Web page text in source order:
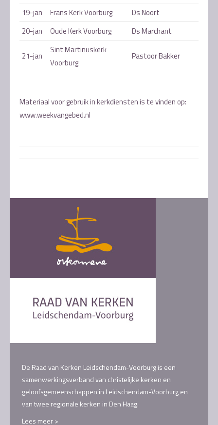
19-jan
Frans Kerk Voorburg
Ds Noort
20-jan
Oude Kerk Voorburg Ds Marchant
21-jan
Sint Martinuskerk
Voorburg
Pastoor Bakker
Materiaal voor gebruik in kerkdiensten is te vinden op:
www.weekvangebed.nl
Post
De Raad van Kerken Leidschendam-Voorburg is een
samenwerkingsverband van christelijke kerken en
geloofsgemeenschappen in Leidschendam-Voorburg en
van twee regionale kerken in Den Haag.
Lees meer >